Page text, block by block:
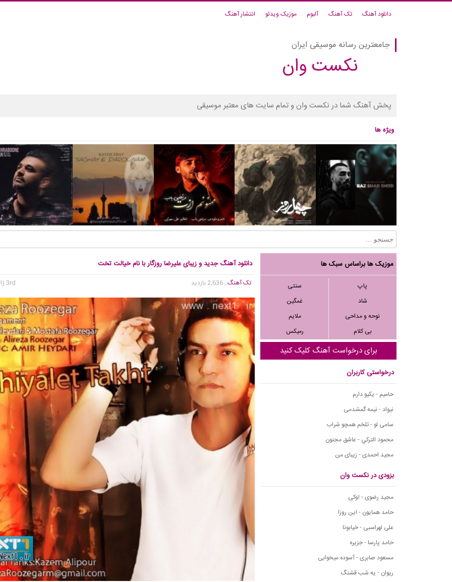
دانلود آهنگ تک آهنگ آلبوم موزیک ویدئو انتشار آهنگ
جامعترین رسانه موسیقی ایران
نکست وان
پخش آهنگ شما در نکست وان و تمام سایت های معتبر موسیقی
ویژه ها
موزیک ها براساس سبک ها
پاپ
سنتی
شاد
غمگین
نوحه و مداحی
ملایم
بی کلام
رمیکس
برای درخواست آهنگ کلیک کنید
درخواستی کاربران
حامیم - یکیو دارم
نیواد - نیمه گمشدمی
سامی لو - تلخم همچو شراب
محمود التركي - عاشق مجنون
مجید احمدی - زیبای من
بزودی در نکست وان
مجید رضوی - اوکی
حامد همایون - این روزا
علی لهراسبی - خیابونا
حامد پارسا - جزیره
مسعود صابری - آسوده میخوابی
ریوان - یه شب قشنگ
دانلود آهنگ جدید و زیبای علیرضا روزگار با نام خیالت تخت
تک آهنگ, 2,636 بازدید 3rd ژانویه 2015